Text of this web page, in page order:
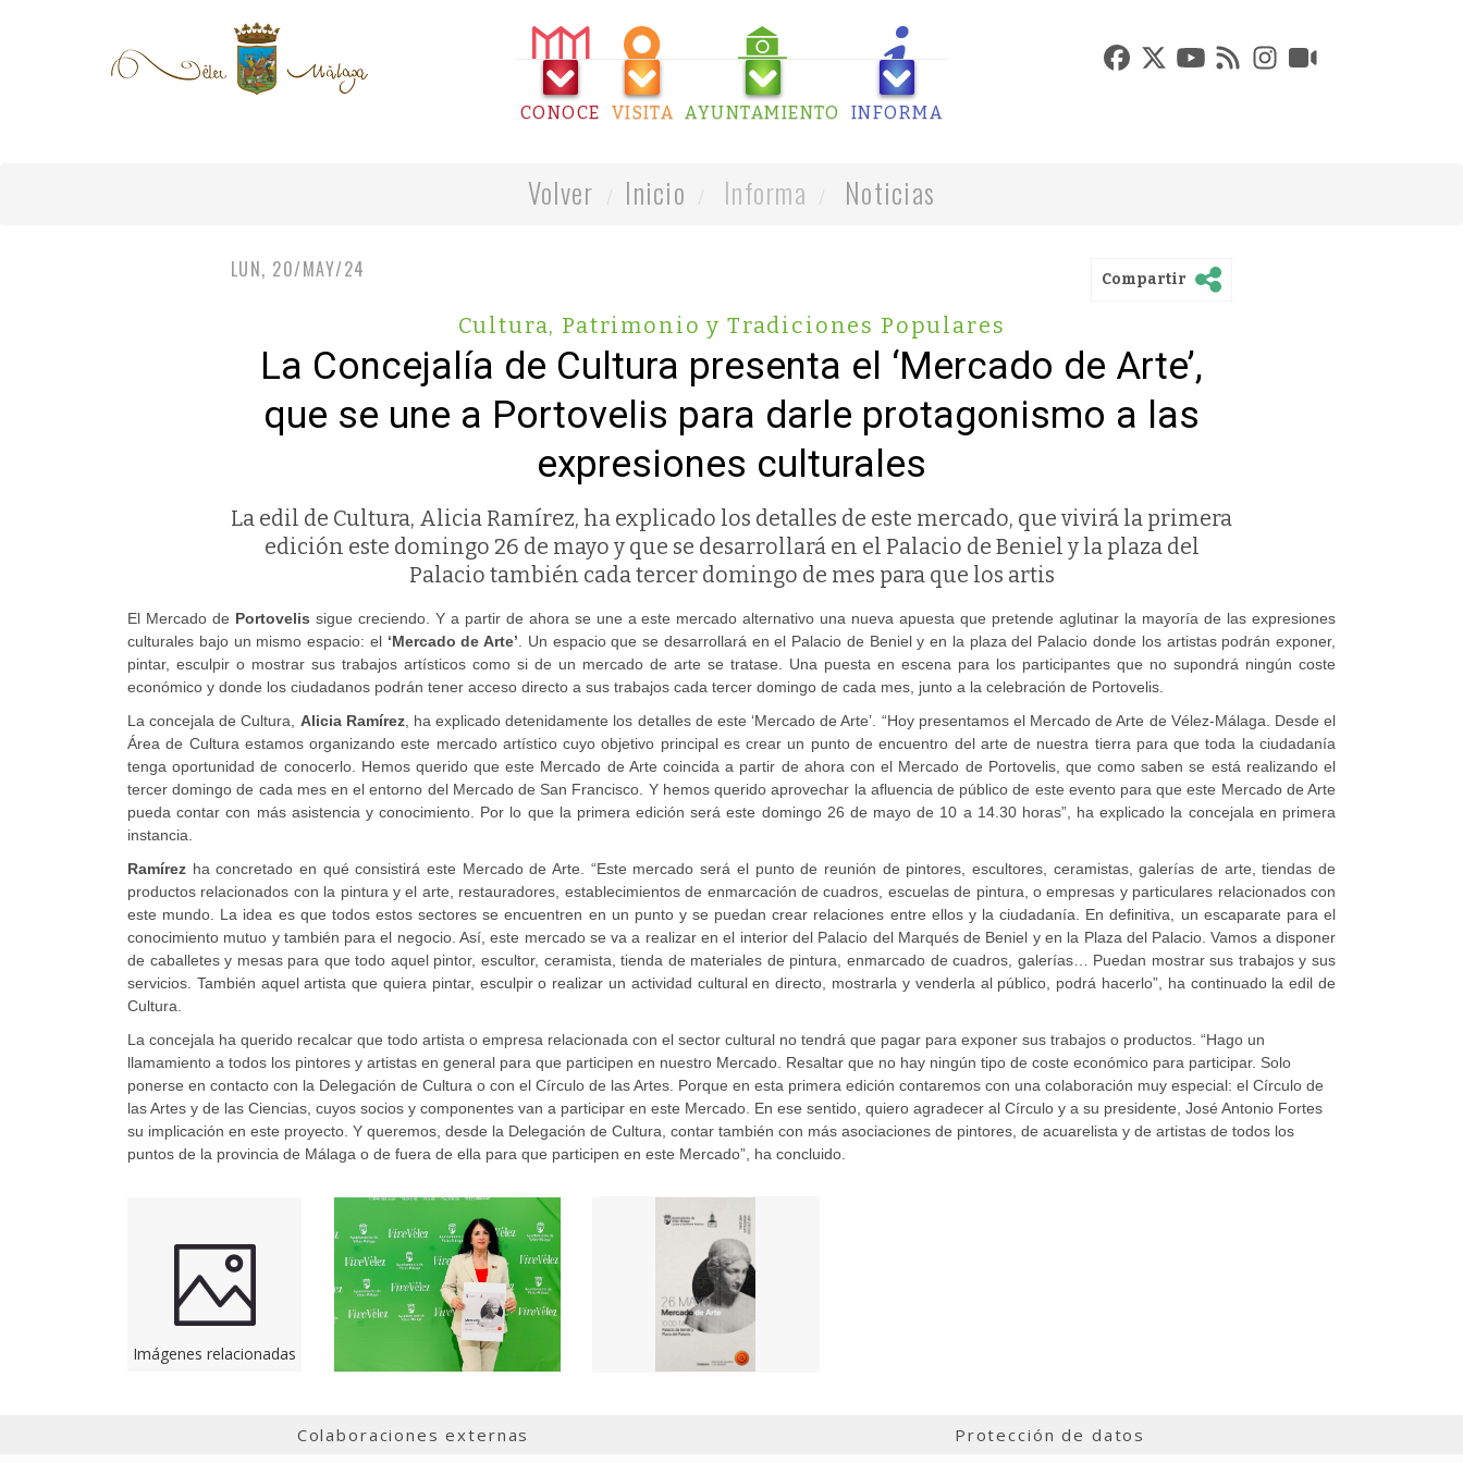
CONOCE VISITA AYUNTAMIENTO INFORMA
Volver Inicio Informa Noticias
LUN, 20/MAY/24 Compartir
Cultura, Patrimonio y Tradiciones Populares
La Concejalía de Cultura presenta el ‘Mercado de Arte’,
que se une a Portovelis para darle protagonismo a las
expresiones culturales
La edil de Cultura, Alicia Ramírez, ha explicado los detalles de este mercado, que vivirá la primera
edición este domingo 26 de mayo y que se desarrollará en el Palacio de Beniel y la plaza del
Palacio también cada tercer domingo de mes para que los artis
El Mercado de Portovelis sigue creciendo. Y a partir de ahora se une a este mercado alternativo una nueva apuesta que pretende aglutinar la mayoría de las expresiones
culturales bajo un mismo espacio: el ‘Mercado de Arte’ . Un espacio que se desarrollará en el Palacio de Beniel y en la plaza del Palacio donde los artistas podrán exponer,
pintar, esculpir o mostrar sus trabajos artísticos como si de un mercado de arte se tratase. Una puesta en escena para los participantes que no supondrá ningún coste
económico y donde los ciudadanos podrán tener acceso directo a sus trabajos cada tercer domingo de cada mes, junto a la celebración de Portovelis.
La concejala de Cultura, Alicia Ramírez, ha explicado detenidamente los detalles de este ‘Mercado de Arte’. “Hoy presentamos el Mercado de Arte de Vélez-Málaga. Desde el
Área de Cultura estamos organizando este mercado artístico cuyo objetivo principal es crear un punto de encuentro del arte de nuestra tierra para que toda la ciudadanía
tenga oportunidad de conocerlo. Hemos querido que este Mercado de Arte coincida a partir de ahora con el Mercado de Portovelis, que como saben se está realizando el
tercer domingo de cada mes en el entorno del Mercado de San Francisco. Y hemos querido aprovechar la afluencia de público de este evento para que este Mercado de Arte
pueda contar con más asistencia y conocimiento. Por lo que la primera edición será este domingo 26 de mayo de 10 a 14.30 horas”, ha explicado la concejala en primera
instancia.
Ramírez ha concretado en qué consistirá este Mercado de Arte. “Este mercado será el punto de reunión de pintores, escultores, ceramistas, galerías de arte, tiendas de
productos relacionados con la pintura y el arte, restauradores, establecimientos de enmarcación de cuadros, escuelas de pintura, o empresas y particulares relacionados con
este mundo. La idea es que todos estos sectores se encuentren en un punto y se puedan crear relaciones entre ellos y la ciudadanía. En definitiva, un escaparate para el
conocimiento mutuo y también para el negocio. Así, este mercado se va a realizar en el interior del Palacio del Marqués de Beniel y en la Plaza del Palacio. Vamos a disponer
de caballetes y mesas para que todo aquel pintor, escultor, ceramista, tienda de materiales de pintura, enmarcado de cuadros, galerías… Puedan mostrar sus trabajos y sus
servicios. También aquel artista que quiera pintar, esculpir o realizar un actividad cultural en directo, mostrarla y venderla al público, podrá hacerlo”, ha continuado la edil de
Cultura.
La concejala ha querido recalcar que todo artista o empresa relacionada con el sector cultural no tendrá que pagar para exponer sus trabajos o productos. “Hago un
llamamiento a todos los pintores y artistas en general para que participen en nuestro Mercado. Resaltar que no hay ningún tipo de coste económico para participar. Solo
ponerse en contacto con la Delegación de Cultura o con el Círculo de las Artes. Porque en esta primera edición contaremos con una colaboración muy especial: el Círculo de
las Artes y de las Ciencias, cuyos socios y componentes van a participar en este Mercado. En ese sentido, quiero agradecer al Círculo y a su presidente, José Antonio Fortes
su implicación en este proyecto. Y queremos, desde la Delegación de Cultura, contar también con más asociaciones de pintores, de acuarelista y de artistas de todos los
puntos de la provincia de Málaga o de fuera de ella para que participen en este Mercado”, ha concluido.
Imágenes relacionadas
Colaboraciones externas Protección de datos